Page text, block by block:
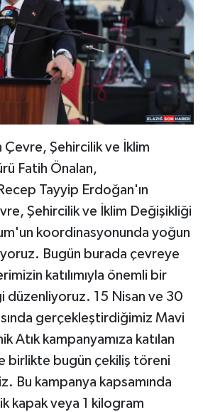
Çevre, Şehircilik ve İklim
Fatih Önalan,
Tayyip Erdoğan'ın
Şehircilik ve İklim Değişikliği
koordinasyonunda yoğun
Bugün burada çevreye
katılımıyla önemli bir
düzenliyoruz. 15 Nisan ve 30
gerçekleştirdiğimiz Mavi
Atık kampanyamıza katılan
birlikte bugün çekiliş töreni
Bu kampanya kapsamında
kapak veya 1 kilogram